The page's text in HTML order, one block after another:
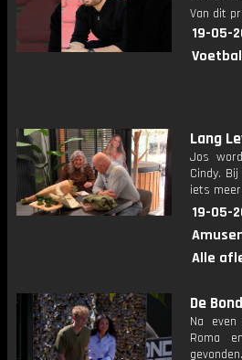
Van dit
19-05-
Lang
Jos
Cindy.
iets
19-05-
Alle
De
Na
Roma
gevonden.